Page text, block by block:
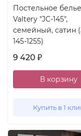
Постельное белье
Valtery "JC-145",
семейный, сатин
145-1255)
9 420 ₽
В корзину
Купить в 1